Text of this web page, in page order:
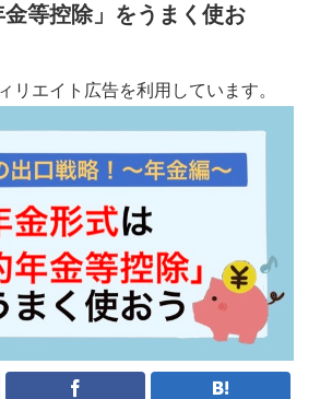
金等控除」をうまく使お
リエイト広告を利用しています。